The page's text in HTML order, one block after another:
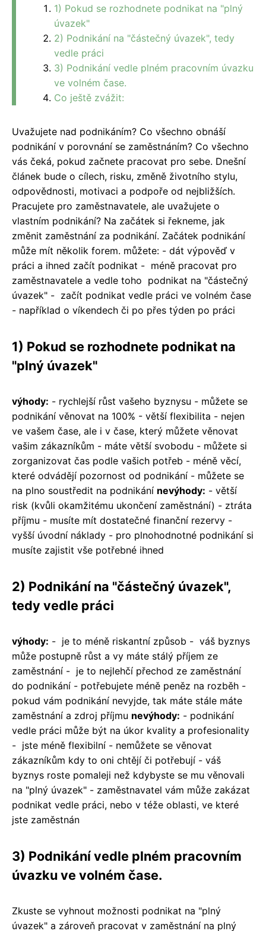
1) Pokud se rozhodnete podnikat na "plný
úvazek"
2) Podnikání na "částečný úvazek", tedy
vedle práci
3) Podnikání vedle plném pracovním úvazku
ve volném čase.
Co ještě zvážit:
Uvažujete nad podnikáním? Co všechno obnáší
podnikání v porovnání se zaměstnáním? Co všechno
vás čeká, pokud začnete pracovat pro sebe. Dnešní
článek bude o cílech, risku, změně životního stylu,
odpovědnosti, motivaci a podpoře od nejbližších.
Pracujete pro zaměstnavatele, ale uvažujete o
vlastním podnikání? Na začátek si řekneme, jak
změnit zaměstnání za podnikání. Začátek podnikání
může mít několik forem. můžete: - dát výpověď v
práci a ihned začít podnikat - méně pracovat pro
zaměstnavatele a vedle toho podnikat na "částečný
úvazek" - začít podnikat vedle práci ve volném čase
- například o víkendech či po přes týden po práci
1) Pokud se rozhodnete podnikat na
"plný úvazek"
výhody: - rychlejší růst vašeho byznysu - můžete se
podnikání věnovat na 100% - větší flexibilita - nejen
ve vašem čase, ale i v čase, který můžete věnovat
vašim zákazníkům - máte větší svobodu - můžete si
zorganizovat čas podle vašich potřeb - méně věcí,
které odvádějí pozornost od podnikání - můžete se
na plno soustředit na podnikání nevýhody: - větší
risk (kvůli okamžitému ukončení zaměstnání) - ztráta
příjmu - musíte mít dostatečné finanční rezervy -
vyšší úvodní náklady - pro plnohodnotné podnikání si
musíte zajistit vše potřebné ihned
2) Podnikání na "částečný úvazek",
tedy vedle práci
výhody: - je to méně riskantní způsob - váš byznys
může postupně růst a vy máte stálý příjem ze
zaměstnání - je to nejlehčí přechod ze zaměstnání
do podnikání - potřebujete méně peněz na rozběh -
pokud vám podnikání nevyjde, tak máte stále máte
zaměstnání a zdroj příjmu nevýhody: - podnikání
vedle práci může být na úkor kvality a profesionality
- jste méně flexibilní - nemůžete se věnovat
zákazníkům kdy to oni chtějí či potřebují - váš
byznys roste pomaleji než kdybyste se mu věnovali
na "plný úvazek" - zaměstnavatel vám může zakázat
podnikat vedle práci, nebo v téže oblasti, ve které
jste zaměstnán
3) Podnikání vedle plném pracovním
úvazku ve volném čase.
Zkuste se vyhnout možnosti podnikat na "plný
úvazek" a zároveň pracovat v zaměstnání na plný